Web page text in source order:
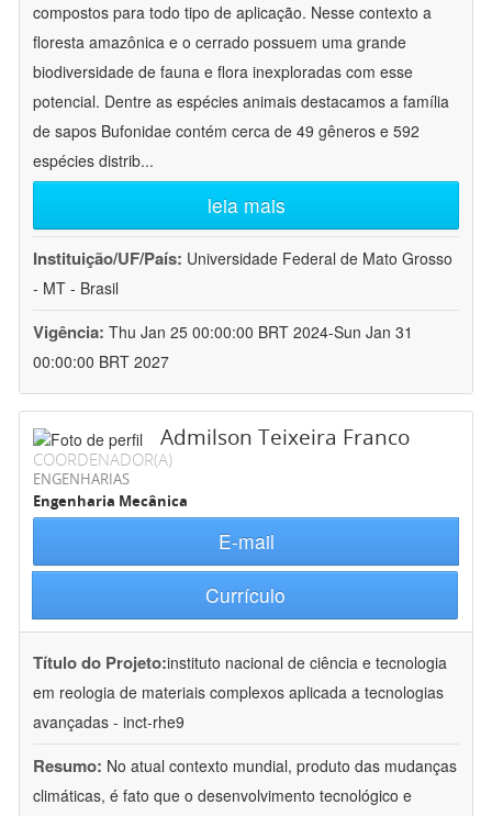
compostos para todo tipo de aplicação. Nesse contexto a
floresta amazônica e o cerrado possuem uma grande
biodiversidade de fauna e flora inexploradas com esse
potencial. Dentre as espécies animais destacamos a família
de sapos Bufonidae contém cerca de 49 gêneros e 592
espécies distrib...
leia mais
Instituição/UF/País: Universidade Federal de Mato Grosso
- MT - Brasil
Vigência: Thu Jan 25 00:00:00 BRT 2024-Sun Jan 31
00:00:00 BRT 2027
Admilson Teixeira Franco
COORDENADOR(A)
ENGENHARIAS
Engenharia Mecânica
E-mail
Currículo
Título do Projeto:instituto nacional de ciência e tecnologia
em reologia de materiais complexos aplicada a tecnologias
avançadas - inct-rhe9
Resumo: No atual contexto mundial, produto das mudanças
climáticas, é fato que o desenvolvimento tecnológico e